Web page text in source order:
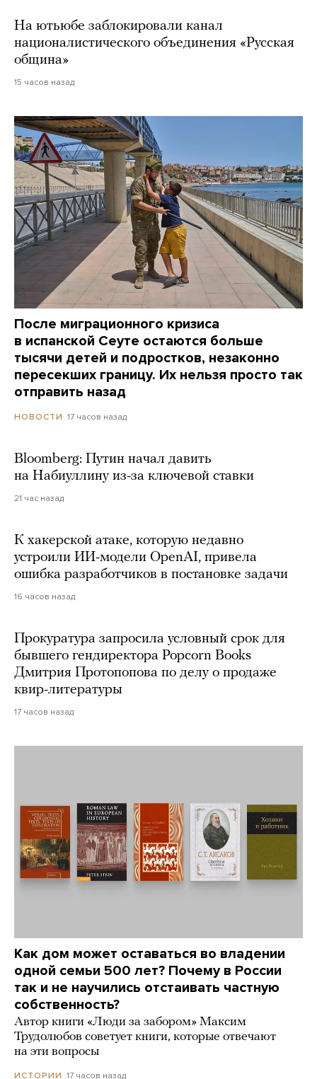
На ютьюбе заблокировали канал
националистического объединения «Русская
община»
15 часов назад
После миграционного кризиса
в испанской Сеуте остаются больше
тысячи детей и подростков, незаконно
пересекших границу. Их нельзя просто так
отправить назад
НОВОСТИ 17 часов назад
Bloomberg: Путин начал давить
на Набиуллину из-за ключевой ставки
21 час назад
К хакерской атаке, которую недавно
устроили ИИ-модели OpenAI, привела
ошибка разработчиков в постановке задачи
16 часов назад
Прокуратура запросила условный срок для
бывшего гендиректора Popcorn Books
Дмитрия Протопопова по делу о продаже
квир-литературы
17 часов назад
Как дом может оставаться во владении
одной семьи 500 лет? Почему в России
так и не научились отстаивать частную
собственность?
Автор книги «Люди за забором» Максим
Трудолюбов советует книги, которые отвечают
на эти вопросы
ИСТОРИИ 17 часов назад